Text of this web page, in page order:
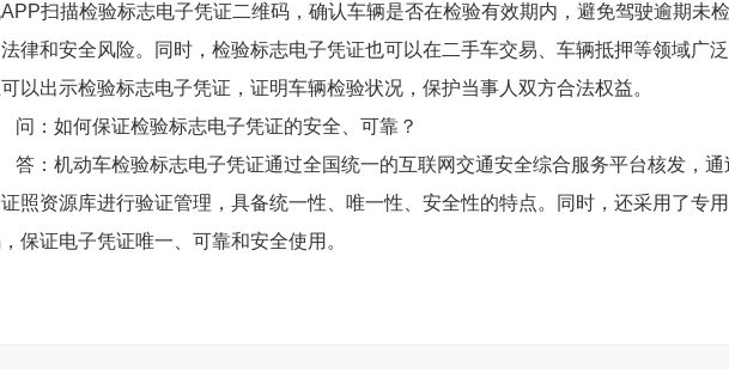
扫描检验标志电子凭证二维码，确认车辆是否在检验有效期内，避免驾驶逾期未
律和安全风险。同时，检验标志电子凭证也可以在二手车交易、车辆抵押等领域广
以出示检验标志电子凭证，证明车辆检验状况，保护当事人双方合法权益。
问：如何保证检验标志电子凭证的安全、可靠？
答：机动车检验标志电子凭证通过全国统一的互联网交通安全综合服务平台核发，
照资源库进行验证管理，具备统一性、唯一性、安全性的特点。同时，还采用了专
保证电子凭证唯一、可靠和安全使用。